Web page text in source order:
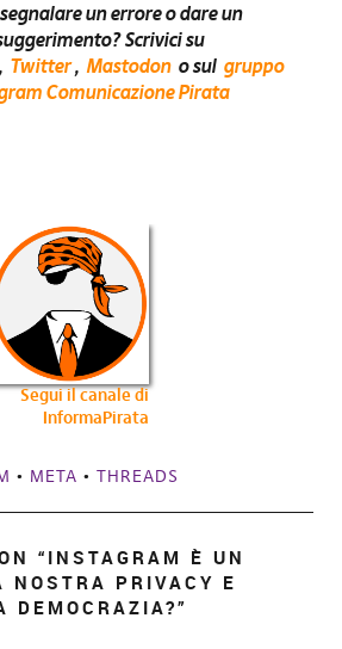
un errore o dare un
Scrivici su
, Twitter , Mastodon o sul gruppo
Comunicazione Pirata
Segui il canale di
InformaPirata
• META • THREADS
“ INSTAGRAM È UN
NOSTRA PRIVACY E
DEMOCRAZIA?”